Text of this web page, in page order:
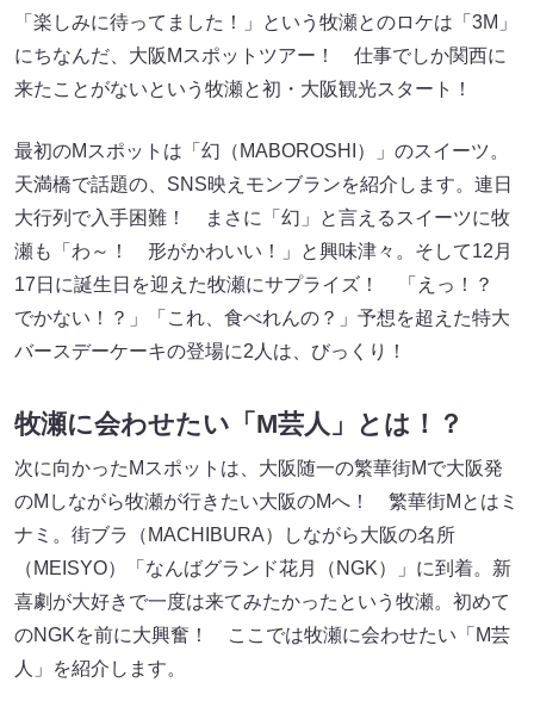
「楽しみに待ってました！」という牧瀬とのロケは「3M」
にちなんだ、大阪Mスポットツアー！ 仕事でしか関西に
来たことがないという牧瀬と初・大阪観光スタート！
最初のMスポットは「幻（MABOROSHI）」のスイーツ。
天満橋で話題の、SNS映えモンブランを紹介します。連日
大行列で入手困難！ まさに「幻」と言えるスイーツに牧
瀬も「わ～！ 形がかわいい！」と興味津々。そして12月
17日に誕生日を迎えた牧瀬にサプライズ！ 「えっ！？
でかない！？」「これ、食べれんの？」予想を超えた特大
バースデーケーキの登場に2人は、びっくり！
牧瀬に会わせたい「M芸人」とは！？
次に向かったMスポットは、大阪随一の繁華街Mで大阪発
のMしながら牧瀬が行きたい大阪のMへ！ 繁華街Mとはミ
ナミ。街ブラ（MACHIBURA）しながら大阪の名所
（MEISYO）「なんばグランド花月（NGK）」に到着。新
喜劇が大好きで一度は来てみたかったという牧瀬。初めて
のNGKを前に大興奮！ ここでは牧瀬に会わせたい「M芸
人」を紹介します。